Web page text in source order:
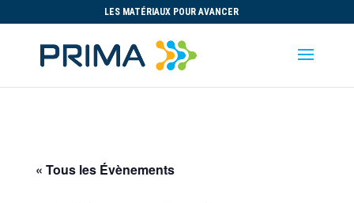
LES MATÉRIAUX POUR AVANCER
« Tous les Évènements